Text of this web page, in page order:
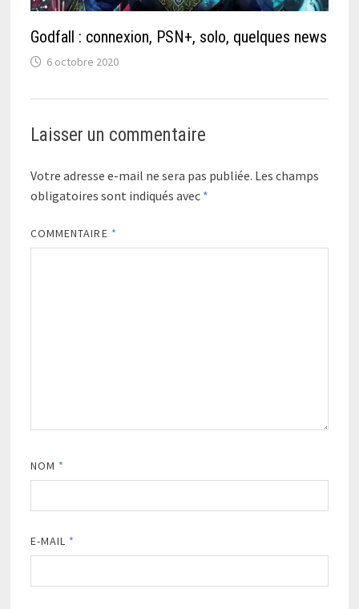
Godfall : connexion, PSN+, solo, quelques news
6 octobre 2020
Laisser un commentaire
Votre adresse e-mail ne sera pas publiée. Les champs
obligatoires sont indiqués avec *
COMMENTAIRE *
NOM *
E-MAIL *